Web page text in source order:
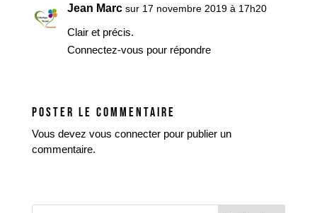
Jean Marc sur 17 novembre 2019 à 17h20
Clair et précis.
Connectez-vous pour répondre
POSTER LE COMMENTAIRE
Vous devez vous connecterpour publier un
commentaire.